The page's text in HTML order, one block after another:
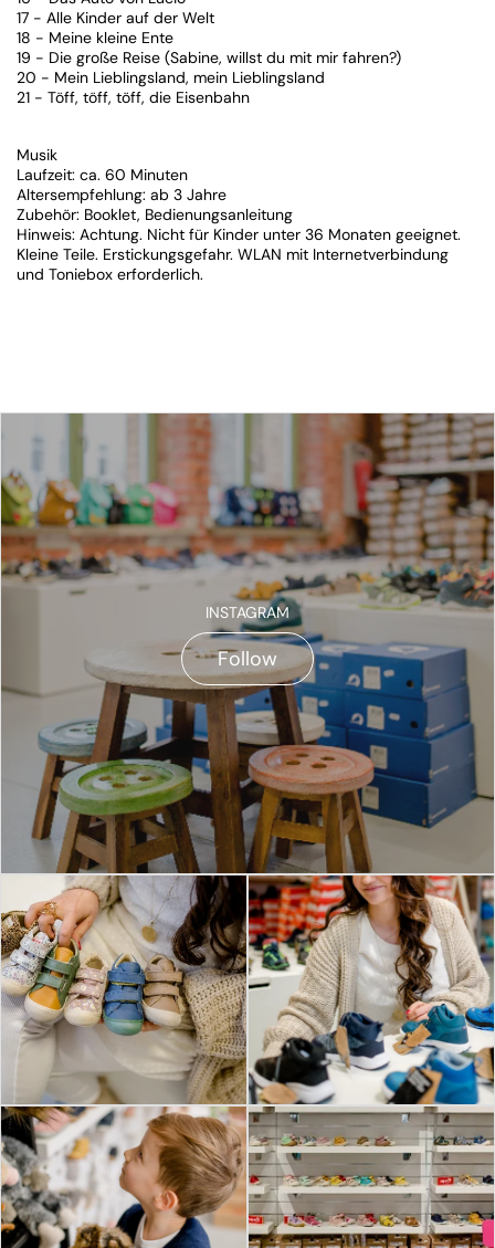
17 - Alle Kinder auf der Welt
18 - Meine kleine Ente
19 - Die große Reise (Sabine, willst du mit mir fahren?)
20 - Mein Lieblingsland, mein Lieblingsland
21 - Töff, töff, töff, die Eisenbahn
Musik
Laufzeit: ca. 60 Minuten
Altersempfehlung: ab 3 Jahre
Zubehör: Booklet, Bedienungsanleitung
Hinweis: Achtung. Nicht für Kinder unter 36 Monaten geeignet.
Kleine Teile. Erstickungsgefahr. WLAN mit Internetverbindung
und Toniebox erforderlich.
INSTAGRAM
Follow